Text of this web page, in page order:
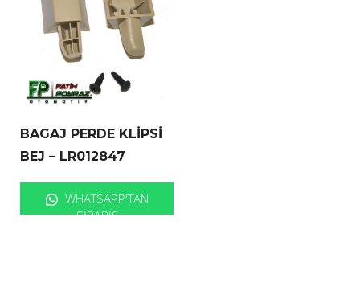
BAGAJ PERDE KLİPSİ
BEJ – LR012847
WHATSAPP'TAN
SIPARIŞ